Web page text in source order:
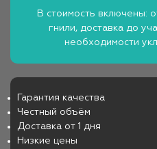
В стоимость включены:
гнили, доставка до
необходимости
Гарантия качества
Честный объём
Доставка от 1 дня
Низкие цены